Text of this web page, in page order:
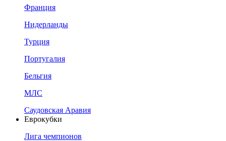
Франция
Нидерланды
Турция
Португалия
Бельгия
МЛС
Саудовская Аравия
Еврокубки
Лига чемпионов